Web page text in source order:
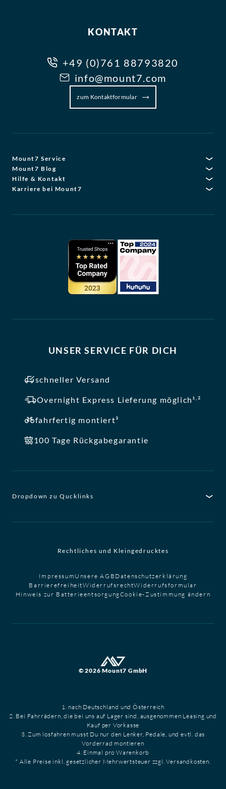
KONTAKT
+49 (0)761 88793820
info@mount7.com
zum Kontaktformular
Mount7 Service
Mount7 Blog
Hilfe & Kontakt
Karriere bei Mount7
UNSER SERVICE FÜR DICH
schneller Versand
Overnight Express Lieferung möglich¹,²
fahrfertig montiert³
100 Tage Rückgabegarantie
Dropdown zu Qucklinks
Rechtliches und Kleingedrucktes
Impressum Unsere AGB Datenschutzerklärung
BarrierefreiheitWiderrufsrechtWiderrufsformular
Hinweis zur BatterieentsorgungCookie-Zustimmung ändern
© 2026 Mount7 GmbH
1. nach Deutschland und Österreich
2. Bei Fahrrädern, die bei uns auf Lager sind, ausgenommen Leasing und
Kauf per Vorkasse
3. Zum losfahren musst Du nur den Lenker, Pedale, und evtl. das
Vorderrad montieren
4. Einmal pro Warenkorb
* Alle Preise inkl. gesetzlicher Mehrwertsteuer zzgl. Versandkosten.